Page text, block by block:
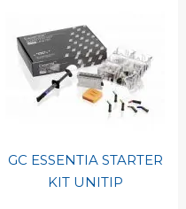
GC ESSENTIA STARTER
KIT UNITIP